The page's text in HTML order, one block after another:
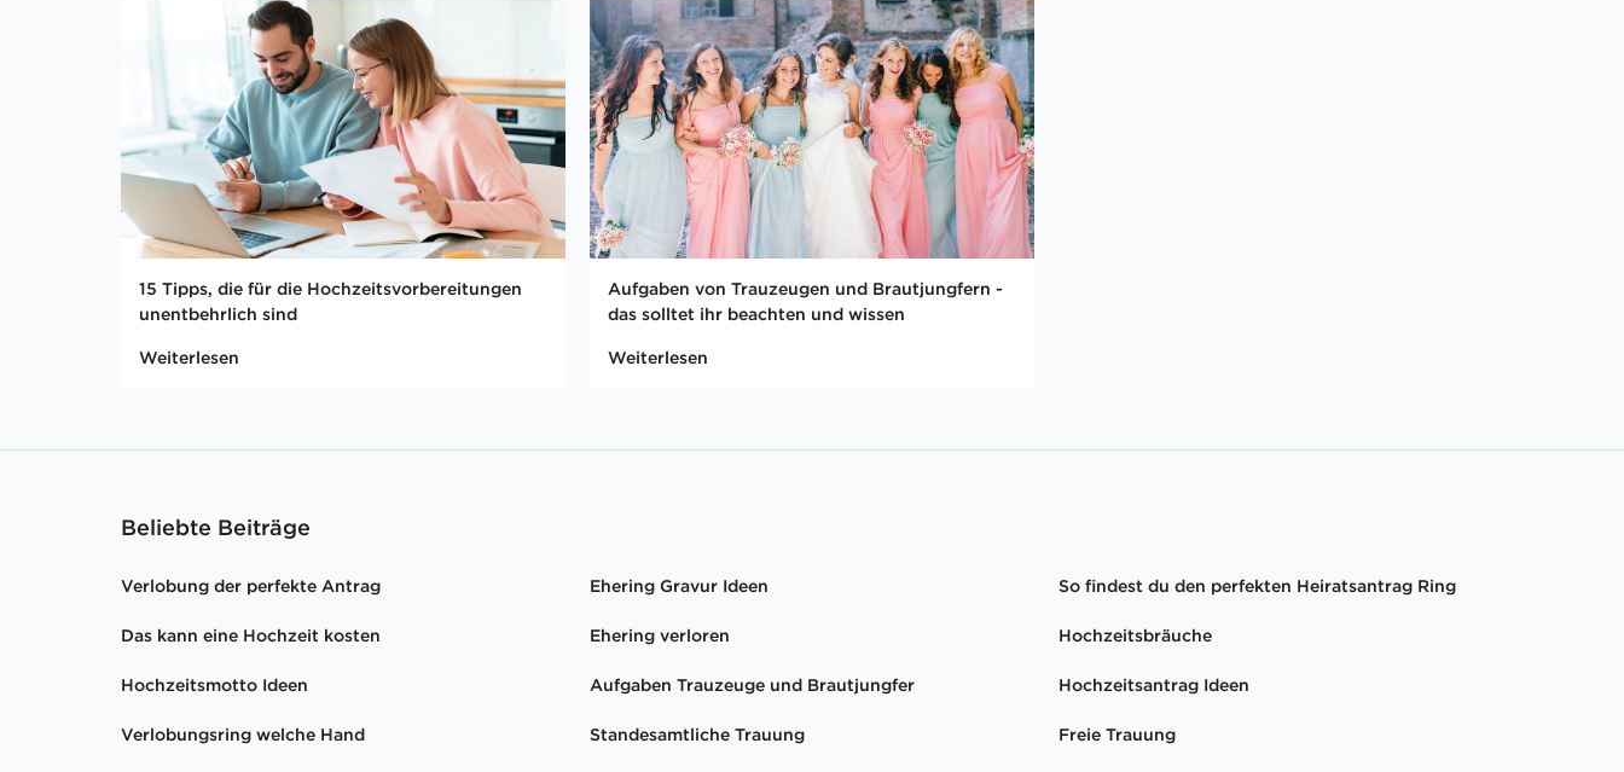
15 Tipps, die für die Hochzeitsvorbereitungen
unentbehrlich sind
Weiterlesen
Aufgaben von Trauzeugen und Brautjungfern -
das solltet ihr beachten und wissen
Weiterlesen
Beliebte Beiträge
Verlobung der perfekte Antrag Ehering Gravur Ideen So findest du den perfekten Heiratsantrag Ring
Das kann eine Hochzeit kosten Ehering verloren Hochzeitsbräuche
Hochzeitsmotto Ideen Aufgaben Trauzeuge und Brautjungfer Hochzeitsantrag Ideen
Verlobungsring welche Hand Standesamtliche Trauung Freie Trauung